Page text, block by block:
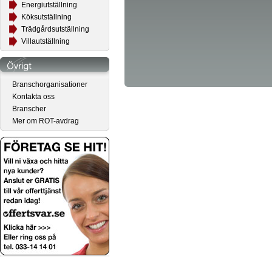
Energiutställning
Köksutställning
Trädgårdsutställning
Villautställning
Branschorganisationer
Kontakta oss
Branscher
Mer om ROT-avdrag